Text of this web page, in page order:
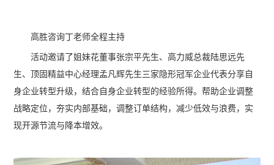
高胜咨询丁老师全程主持
活动邀请了姐妹花董事张宗平先生、高力威总裁陆思远先
生、顶固精益中心经理孟凡辉先生三家隐形冠军企业代表分享自
身企业转型升级，结合自身企业转型的经验所得。帮助企业调整
战略定位，夯实内部基础，调整订单结构，减少低效与浪费，实
现开源节流与降本增效。